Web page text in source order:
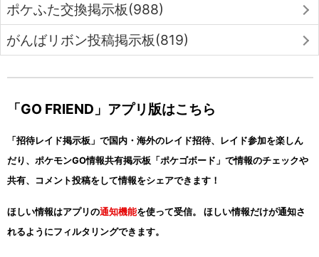
ポケふた交換掲示板(988)
がんばリボン投稿掲示板(819)
「GO FRIEND」アプリ版はこちら
「招待レイド掲示板」で国内・海外のレイド招待、レイド参加を楽しん
だり、ポケモンGO情報共有掲示板「ポケゴボード」で情報のチェックや
共有、コメント投稿をして情報をシェアできます！
ほしい情報はアプリの通知機能を使って受信。 ほしい情報だけが通知さ
れるようにフィルタリングできます。